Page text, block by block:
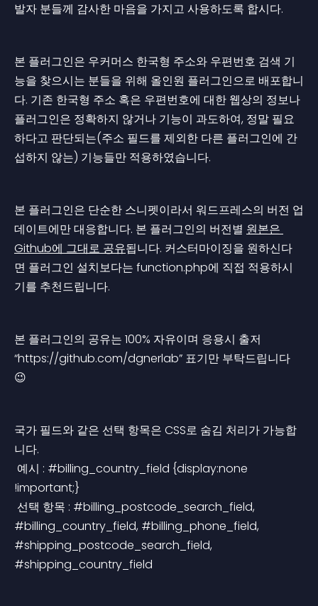
발자 분들께 감사한 마음을 가지고 사용하도록 합시다.
본 플러그인은 우커머스 한국형 주소와 우편번호 검색 기
능을 찾으시는 분들을 위해 올인원 플러그인으로 배포합니
다. 기존 한국형 주소 혹은 우편번호에 대한 웹상의 정보나
플러그인은 정확하지 않거나 기능이 과도하여, 정말 필요
하다고 판단되는(주소 필드를 제외한 다른 플러그인에 간
섭하지 않는) 기능들만 적용하였습니다.
본 플러그인은 단순한 스니펫이라서 워드프레스의 버전 업
데이트에만 대응합니다. 본 플러그인의 버전별 원본은
Github에 그대로 공유됩니다. 커스터마이징을 원하신다
면 플러그인 설치보다는 function.php에 직접 적용하시
기를 추천드립니다.
본 플러그인의 공유는 100% 자유이며 응용시 출저
“https://github.com/dgnerlab” 표기만 부탁드립니다
😉
국가 필드와 같은 선택 항목은 CSS로 숨김 처리가 가능합
니다.
!important;}
#billing_country_field, #billing_phone_field,
#shipping_postcode_search_field,
#shipping_country_field